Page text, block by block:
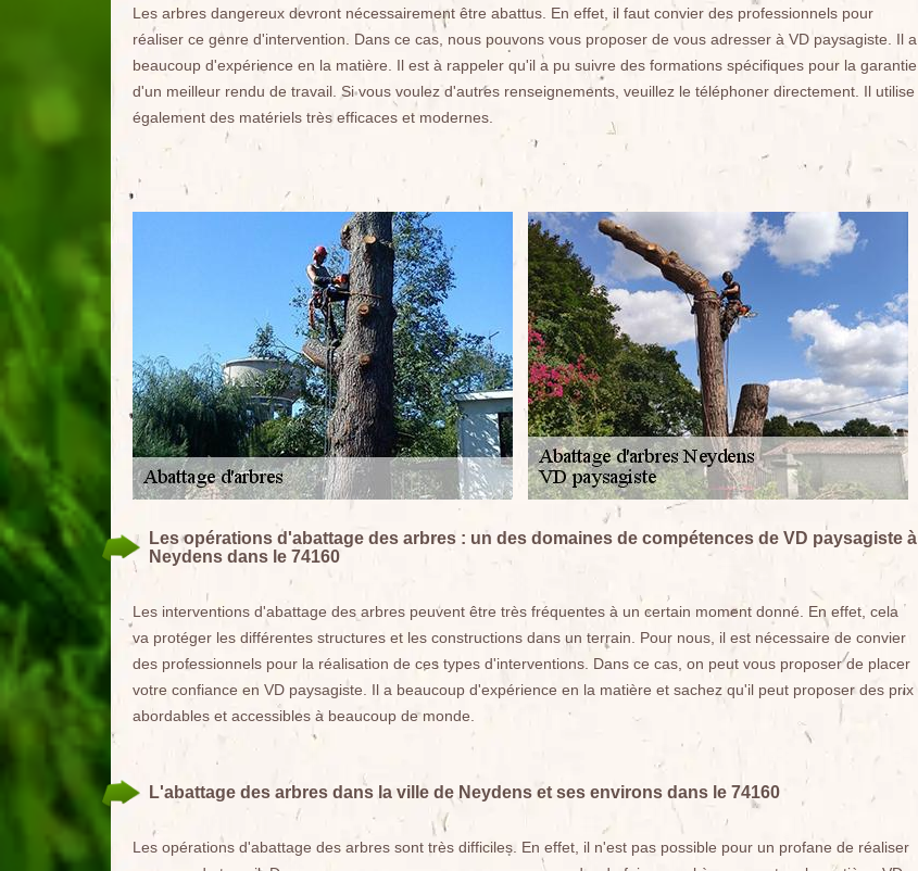
Les arbres dangereux devront nécessairement être abattus. En effet, il faut convier des professionnels pour
réaliser ce genre d'intervention. Dans ce cas, nous pouvons vous proposer de vous adresser à VD paysagiste. Il a
beaucoup d'expérience en la matière. Il est à rappeler qu'il a pu suivre des formations spécifiques pour la garantie
d'un meilleur rendu de travail. Si vous voulez d'autres renseignements, veuillez le téléphoner directement. Il utilise
également des matériels très efficaces et modernes.
Les opérations d'abattage des arbres : un des domaines de compétences de VD paysagiste à
Neydens dans le 74160
Les interventions d'abattage des arbres peuvent être très fréquentes à un certain moment donné. En effet, cela
va protéger les différentes structures et les constructions dans un terrain. Pour nous, il est nécessaire de convier
des professionnels pour la réalisation de ces types d'interventions. Dans ce cas, on peut vous proposer de placer
votre confiance en VD paysagiste. Il a beaucoup d'expérience en la matière et sachez qu'il peut proposer des prix
abordables et accessibles à beaucoup de monde.
L'abattage des arbres dans la ville de Neydens et ses environs dans le 74160
Les opérations d'abattage des arbres sont très difficiles. En effet, il n'est pas possible pour un profane de réaliser